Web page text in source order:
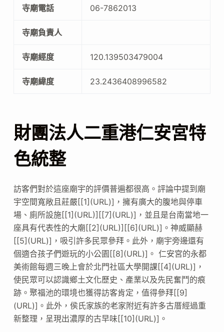
寺廟電話 06-7862013
寺廟負責人
寺廟經度 120.139503479004
寺廟緯度 23.2436408996582
財團法人二重港仁安宮特
色統整
訪客們對於這座廟宇的評價普遍都很高。評論中提到廟
宇空間寬敞且莊嚴[[1](URL)]，擁有廣大的腹地與停車
場、廁所設施[[1](URL)][[7](URL)]，並且是台南當地一
座具有代表性的大廟[[2](URL)][[6](URL)]。神威顯赫
[[5](URL)]，吸引許多民眾參拜。此外，廟宇旁邊還有
個適合孩子們遊玩的小公園[[8](URL)]。 仁安宮的永都
美術館每週三晚上會於北門社區大學開課[[4](URL)]，
使民眾可以認識鄉土文化歷史、產業以及先民奮鬥的痕
跡。聚福池的環境也獲得訪客肯定，值得參拜[[9]
(URL)]。此外，侯氏家族的老家附近有許多古厝經過重
新整理，呈現出濃厚的古早味[[10](URL)]。